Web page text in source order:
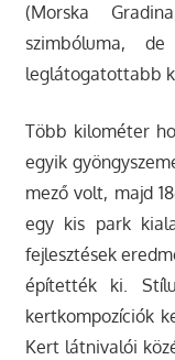
(Morska
szimbóluma,
leglátogatottabb
Több kilométer
egyik
mező volt, majd
egy kis park
fejlesztések
építették ki.
kertkompozíciók
Kert látnivalói